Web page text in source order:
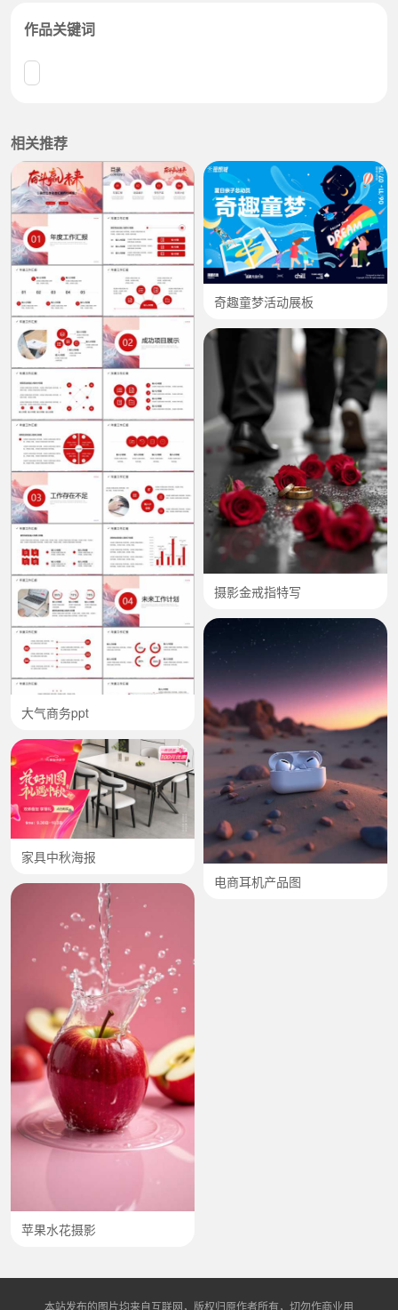
作品关键词
相关推荐
大气商务ppt
奇趣童梦活动展板
摄影金戒指特写
电商耳机产品图
家具中秋海报
苹果水花摄影
本站发布的图片均来自互联网，版权归原作者所有，切勿作商业用